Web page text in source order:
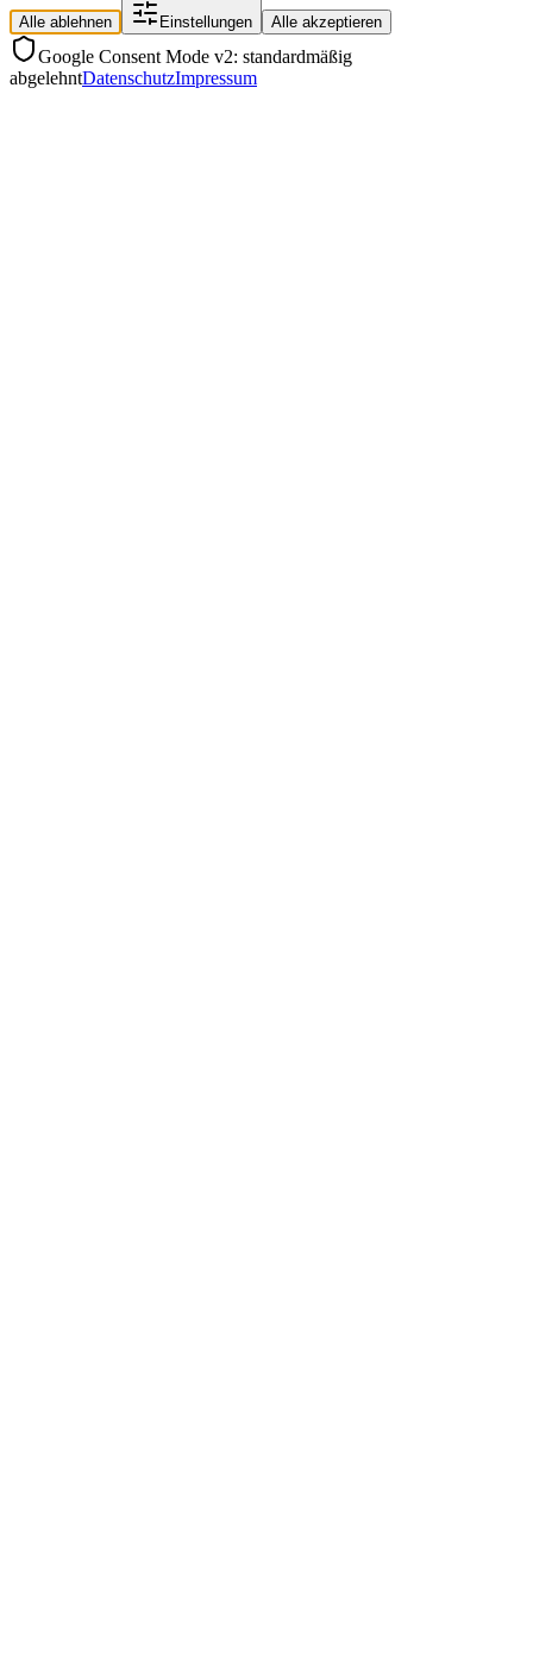
Alle ablehnen Einstellungen Alle akzeptieren
Google Consent Mode v2: standardmäßig
abgelehntDatenschutzImpressum